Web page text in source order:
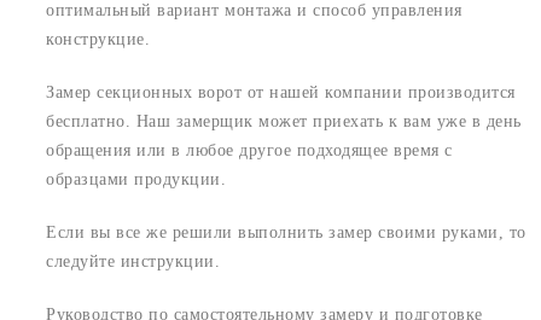
оптимальный вариант монтажа и способ управления
конструкцие.
Замер секционных ворот от нашей компании производится
бесплатно. Наш замерщик может приехать к вам уже в день
обращения или в любое другое подходящее время с
образцами продукции.
Если вы все же решили выполнить замер своими руками, то
следуйте инструкции.
Руководство по самостоятельному замеру и подготовке